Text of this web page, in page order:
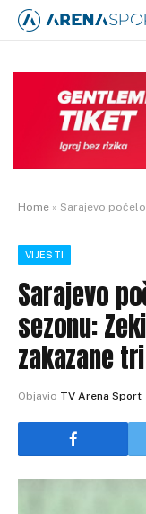
Home » Sarajevo počelo
VIJESTI
Sarajevo
sezonu:
zakazane
Objavio TV Arena Sport